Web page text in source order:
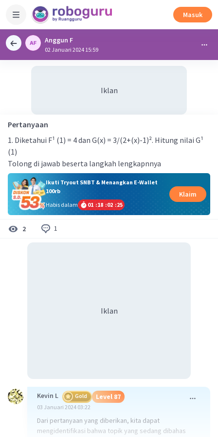
Masuk
Anggun F
02 Januari 2024 15:59
Iklan
Pertanyaan
1. Diketahui F¹ (1) = 4 dan G(x) = 3/(2+(x)-1)². Hitung nilai G¹
(1)
Tolong di jawab beserta langkah lengkapnnya
Ikuti Tryout SNBT & Menangkan E-Wallet
100rb
Habis dalam
01 :18 :02 :24
Klaim
2 1
Iklan
Kevin L Gold Level 87
03 Januari 2024 03:22
Dari pertanyaan yang diberikan, kita dapat
mengidentifikasi bahwa topik yang sedang dibahas